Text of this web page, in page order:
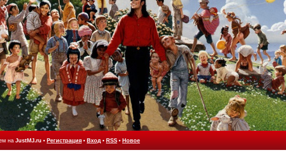
на JustMJ.ru • Регистрация • Вход • RSS • Новое